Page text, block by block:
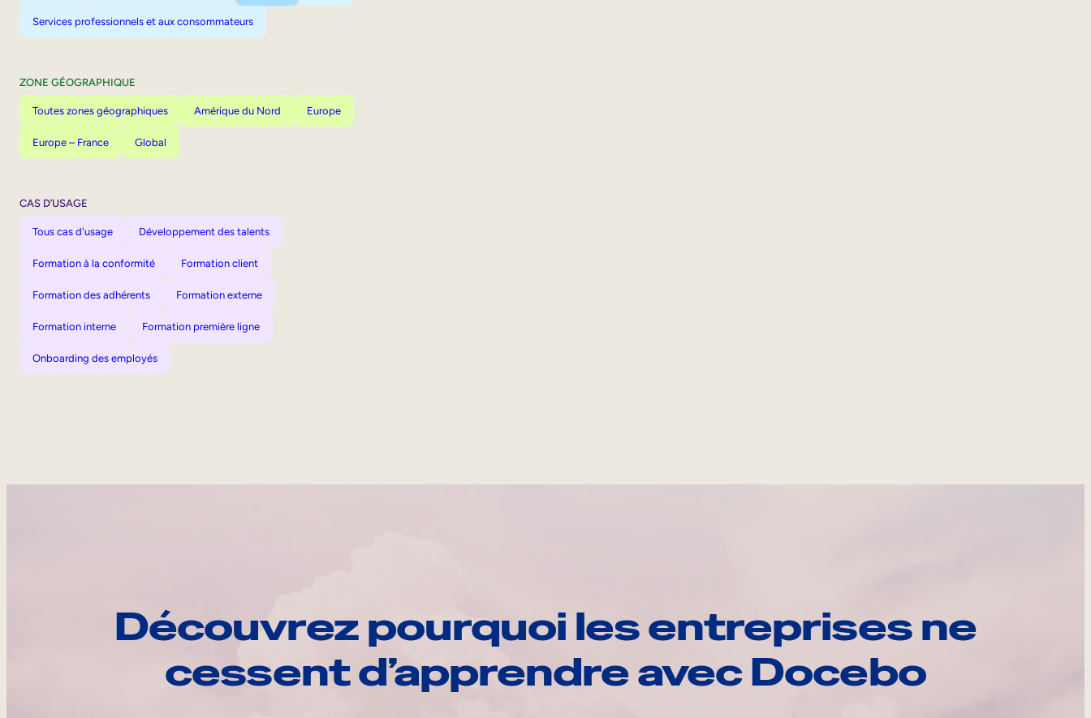
Services professionnels et aux consommateurs
ZONE GÉOGRAPHIQUE
Toutes zones géographiques Amérique du Nord Europe
Europe – France Global
CAS D’USAGE
Tous cas d'usage Développement des talents
Formation à la conformité Formation client
Formation des adhérents Formation externe
Formation interne Formation première ligne
Onboarding des employés
Découvrez pourquoi les entreprises ne
cessent d’apprendre avec Docebo